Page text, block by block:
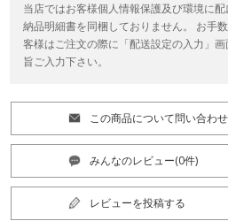
当店ではお客様個人情報保護及び環境に配
納品明細書を同梱しておりません。 お手
客様はご注文の際に「配送設定の入力」
旨ご入力下さい。
この商品について問い合わ
みんなのレビュー(0件)
レビューを投稿する